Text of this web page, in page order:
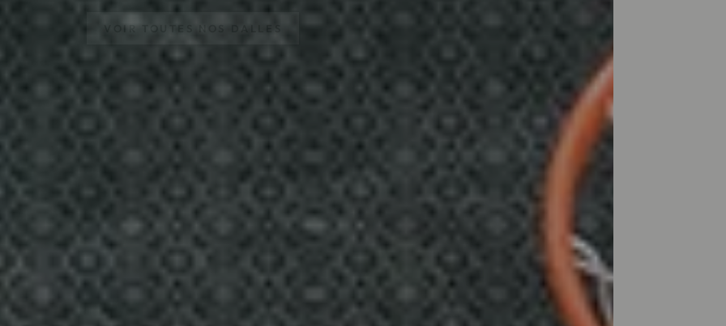
VOIR TOUTES NOS DALLES